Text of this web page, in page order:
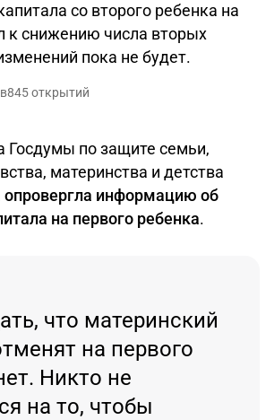
со второго ребенка на
к снижению числа вторых
пока не будет.
845 открытий
Госдумы по защите семьи,
материнства и детства
опровергла информацию об
на первого ребенка.
что материнский
на первого
Никто не
на то, чтобы